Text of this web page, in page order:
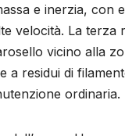
e inerzia, con
velocità. La terza
vicino alla
a residui di
ordinaria.